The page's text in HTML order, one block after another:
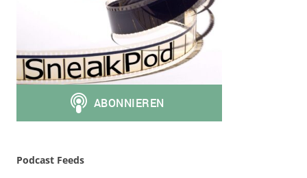
Podcast Feeds